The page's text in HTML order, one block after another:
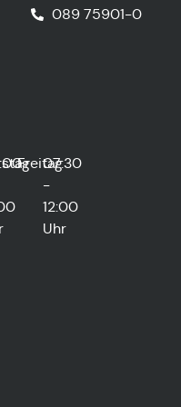
089 75901-0
Freitag07:30
-
12:00
Uhr